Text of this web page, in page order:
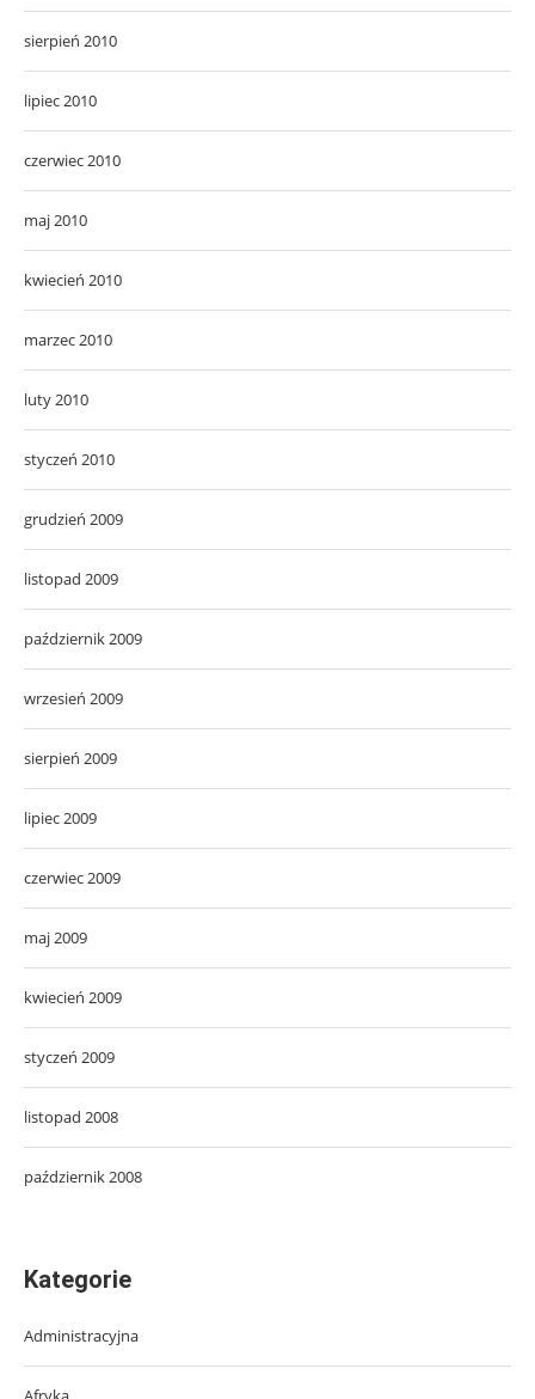
sierpień 2010
lipiec 2010
czerwiec 2010
maj 2010
kwiecień 2010
marzec 2010
luty 2010
styczeń 2010
grudzień 2009
listopad 2009
październik 2009
wrzesień 2009
sierpień 2009
lipiec 2009
czerwiec 2009
maj 2009
kwiecień 2009
styczeń 2009
listopad 2008
październik 2008
Kategorie
Administracyjna